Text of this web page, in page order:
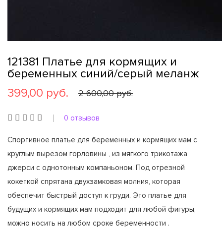
121381 Платье для кормящих и
беременных синий/серый меланж
399,00 руб.
2 600,00 руб.
0 отзывов
Спортивное платье для беременных и кормящих мам с
круглым вырезом горловины , из мягкого трикотажа
джерси с однотонным компаньоном. Под отрезной
кокеткой спрятана двухзамковая молния, которая
обеспечит быстрый доступ к груди. Это платье для
будущих и кормящих мам подходит для любой фигуры,
можно носить на любом сроке беременности .